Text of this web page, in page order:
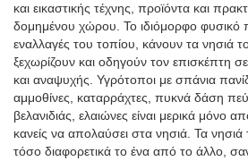
και εικαστικής τέχνης, προϊόντα και
δομημένου χώρου. Το ιδιόμορφο φυσικό
εναλλαγές του τοπίου, κάνουν τα νησιά
ξεχωρίζουν και οδηγούν τον επισκέπτη
και αναψυχής. Υγρότοποι με σπάνια
αμμοθίνες, καταρράχτες, πυκνά δάση
βελανιδιάς, ελαιώνες είναι μερικά μόνο
κανείς να απολαύσει στα νησιά. Τα νησιά
τόσο διαφορετικά το ένα από το άλλο,